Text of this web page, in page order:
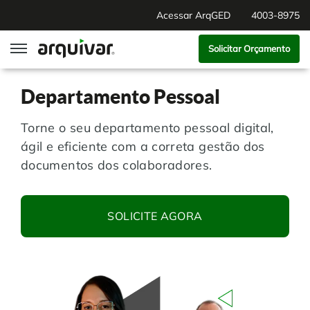
Acessar ArqGED 4003-8975
ArqSign
Soluções
Digitalização
Software para BPM
Segmentos
Agronegócio
Sobre Nós
Solicitar Orçamento
Departamento Pessoal
Torne o seu departamento pessoal digital,
ágil e eficiente com a correta gestão dos
documentos dos colaboradores.
SOLICITE AGORA